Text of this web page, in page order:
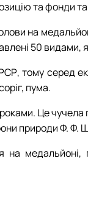
та фонди
на
50 видами,
тому серед
пума.
Це
природи Ф.